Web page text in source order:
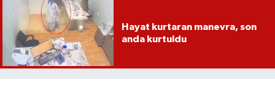
Hayat kurtaran manevra, son
anda kurtuldu